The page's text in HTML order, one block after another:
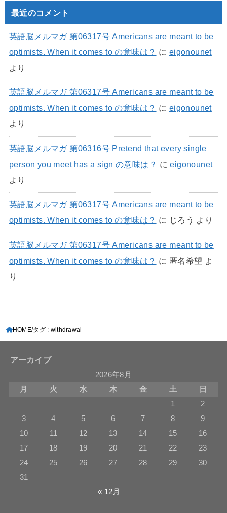
最近のコメント
英語脳メルマガ 第06317号 Americans are meant to be
optimists. When it comes to の意味は？ に eigonounet
より
英語脳メルマガ 第06317号 Americans are meant to be
optimists. When it comes to の意味は？ に eigonounet
より
英語脳メルマガ 第06316号 Pretend that every single
person you meet has a sign の意味は？ にeigonounet
より
英語脳メルマガ 第06317号 Americans are meant to be
optimists. When it comes to の意味は？ に じろう より
英語脳メルマガ 第06317号 Americans are meant to be
optimists. When it comes to の意味は？ に 匿名希望 よ
り
HOME タグ : withdrawal
アーカイブ
2026年8月
月
火 水 木 金 土
日
1
2
3
4 5 6 7 8
9
10
11 12 13 14 15
16
17
18 19 20 21 22
23
24
25 26 27 28 29
30
31
« 12月